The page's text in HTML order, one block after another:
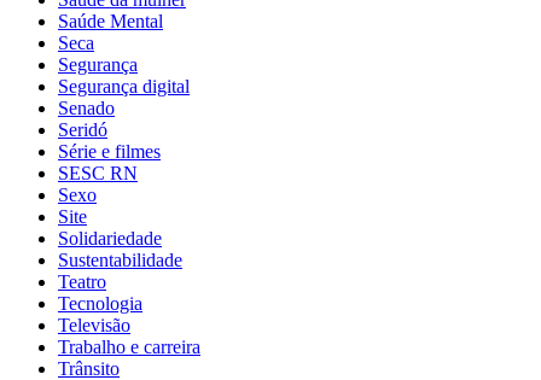
Saúde Mental
Seca
Segurança
Segurança digital
Senado
Seridó
Série e filmes
SESC RN
Sexo
Site
Solidariedade
Sustentabilidade
Teatro
Tecnologia
Televisão
Trabalho e carreira
Trânsito